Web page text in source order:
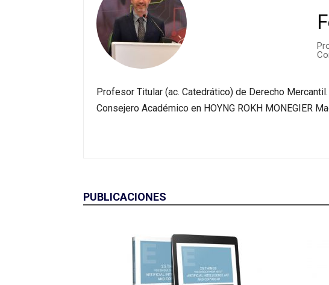
Profesor Titular (ac. Catedrático) de Derecho
Consejero Académico en HOYNG ROKH MONEGIER
PUBLICACIONES